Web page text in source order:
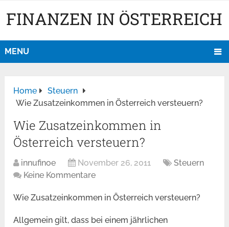
FINANZEN IN ÖSTERREICH
MENU
Home
Steuern
Wie Zusatzeinkommen in Österreich versteuern?
Wie Zusatzeinkommen in
Österreich versteuern?
innufinoe November 26, 2011
Steuern
Keine Kommentare
Wie Zusatzeinkommen in Österreich versteuern?
Allgemein gilt, dass bei einem jährlichen